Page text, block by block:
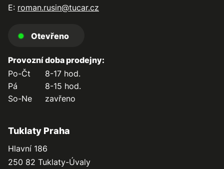
E: roman.rusin@tucar.cz
Otevřeno
Provozní doba prodejny:
Po-Čt
8-17 hod.
Pá
8-15 hod.
So-Ne
zavřeno
Tuklaty Praha
Hlavní 186
250 82 Tuklaty-Úvaly